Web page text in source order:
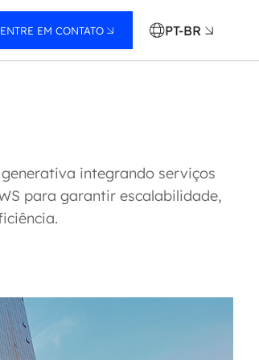
ENTRE EM CONTATO PT-BR
integrando serviços
para garantir escalabilidade,